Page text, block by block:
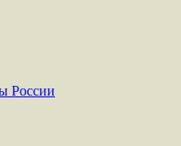
России